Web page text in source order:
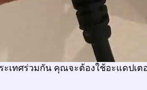
เทศร่วมกัน คุณจะต้องใช้อะแดปเ